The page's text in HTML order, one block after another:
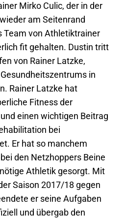
Mirko Culic, der in der
am Seitenrand
Team von Athletiktrainer
fit gehalten. Dustin tritt
von Rainer Latzke,
in
Rainer Latzke hat
Fitness der
einen wichtigen Beitrag
bei
Er hat so manchem
den Netzhoppers Beine
Athletik gesorgt. Mit
Saison 2017/18 gegen
er seine Aufgaben
und übergab den